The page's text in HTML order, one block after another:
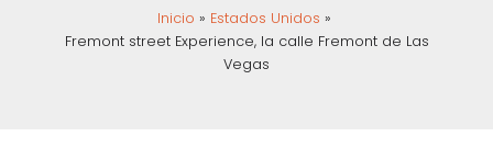
Inicio
Estados Unidos
Fremont street Experience, la calle Fremont de Las
Vegas